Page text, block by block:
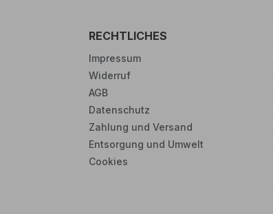
RECHTLICHES
Impressum
Widerruf
AGB
Datenschutz
Zahlung und Versand
Entsorgung und Umwelt
Cookies